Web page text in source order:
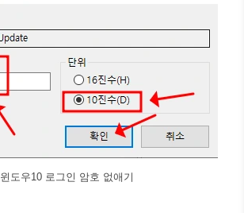
윈도우10 로그인 암호 없애기